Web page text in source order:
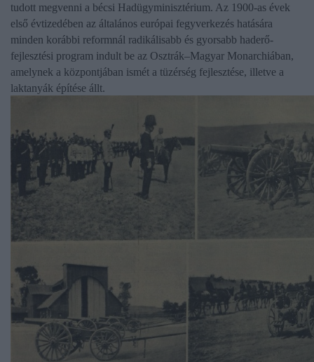
tudott megvenni a bécsi Hadügyminisztérium. Az 1900-as évek
első évtizedében az általános európai fegyverkezés hatására
minden korábbi reformnál radikálisabb és gyorsabb haderő-
fejlesztési program indult be az Osztrák–Magyar Monarchiában,
amelynek a központjában ismét a tüzérség fejlesztése, illetve a
laktanyák építése állt.